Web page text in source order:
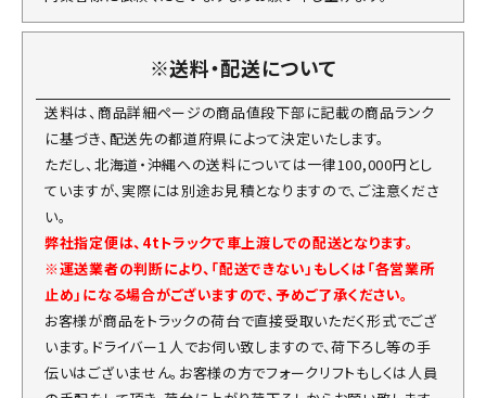
※送料・配送について
送料は、商品詳細ページの商品値段下部に記載の商品ランク
に基づき、配送先の都道府県によって決定いたします。
ただし、北海道・沖縄への送料については一律100,000円とし
ていますが、実際には別途お見積となりますので、ご注意くださ
い。
弊社指定便は、4tトラックで車上渡しでの配送となります。
※運送業者の判断により、「配送できない」もしくは「各営業所
止め」になる場合がございますので、予めご了承ください。
お客様が商品をトラックの荷台で直接受取いただく形式でござ
います。ドライバー１人でお伺い致しますので、荷下ろし等の手
伝いはございません。お客様の方でフォークリフトもしくは人員